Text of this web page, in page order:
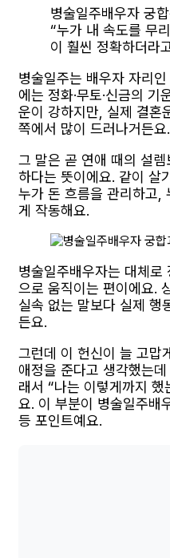
병술일주배우자 궁
“누가 내 속도를 무
이 훨씬 정확하더라
병술일주는 배우자 자리
에는 정화·무토·신금의
운이 강하지만, 실제 결혼
쪽에서 많이 드러나거든요.
그 말은 곧 연애 때의 설
하다는 뜻이에요. 같이 살
누가 돈 흐름을 관리하고,
게 작동해요.
병술일주배우자는 대체로
으로 움직이는 편이에요.
실속 없는 말보다 실제 행
든요.
그런데 이 헌신이 늘 고맙
애정을 준다고 생각했는
래서 “나는 이렇게까지
요. 이 부분이 병술일주배
등 포인트예요.